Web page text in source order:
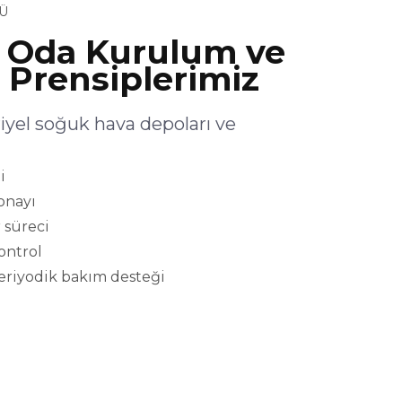
Oda Kurulum ve
Prensiplerimiz
soğuk hava depoları ve
süreci
bakım desteği